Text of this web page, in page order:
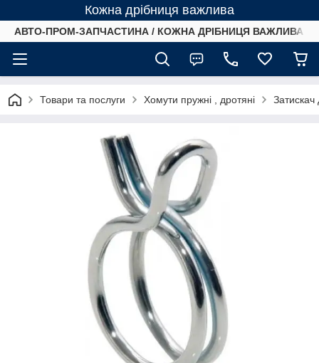
Кожна дрібниця важлива
АВТО-ПРОМ-ЗАПЧАСТИНА / КОЖНА ДРІБНИЦЯ ВАЖЛИВА /
Товари та послуги Хомути пружні , дротяні